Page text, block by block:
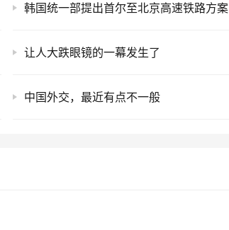
韩国统一部提出首尔至北京高速铁路方案
让人大跌眼镜的一幕发生了
中国外交，最近有点不一般